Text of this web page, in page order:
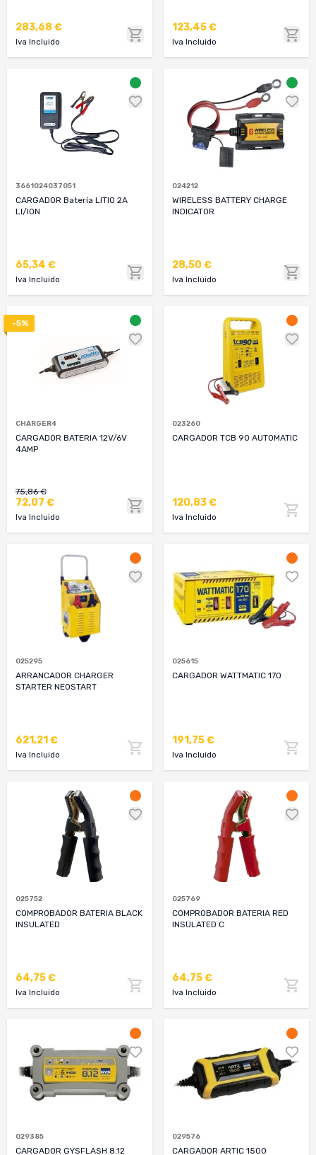
283,68 €
Iva Incluido
123,45 €
Iva Incluido
3661024037051
CARGADOR Batería LITIO 2A
LI/ION
65,34 €
Iva Incluido
024212
WIRELESS BATTERY CHARGE
INDICATOR
28,50 €
Iva Incluido
-5%
CHARGER4
CARGADOR BATERIA 12V/6V
4AMP
75,86 €
72,07 €
Iva Incluido
023260
CARGADOR TCB 90 AUTOMATIC
120,83 €
Iva Incluido
025295
ARRANCADOR CHARGER
STARTER NEOSTART
621,21 €
Iva Incluido
025615
CARGADOR WATTMATIC 170
191,75 €
Iva Incluido
025752
COMPROBADOR BATERIA BLACK
INSULATED
64,75 €
Iva Incluido
025769
COMPROBADOR BATERIA RED
INSULATED C
64,75 €
Iva Incluido
029385
CARGADOR GYSFLASH 8.12
029576
CARGADOR ARTIC 1500